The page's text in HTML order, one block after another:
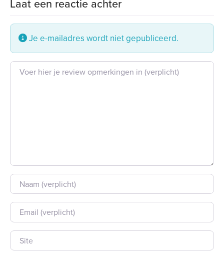
Laat een reactie achter
Je e-mailadres wordt niet gepubliceerd.
Beoordeling tekst
Naam
E-mail
Site